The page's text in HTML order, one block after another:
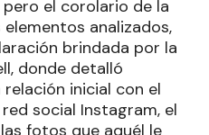
el corolario de la
analizados,
brindada por la
donde detalló
inicial con el
social Instagram, el
fotos que aquél le